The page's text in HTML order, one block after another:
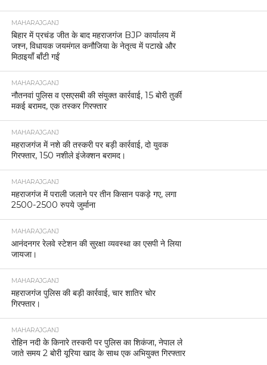
MAHARAJGANJ
बिहार में प्रचंड जीत के बाद महराजगंज BJP कार्यालय में
जश्न, विधायक जयमंगल कनौजिया के नेतृत्व में पटाखे और
मिठाइयाँ बाँटी गईं
MAHARAJGANJ
नौतनवां पुलिस व एसएसबी की संयुक्त कार्रवाई, 15 बोरी तुर्की
मकई बरामद, एक तस्कर गिरफ्तार
MAHARAJGANJ
महराजगंज में नशे की तस्करी पर बड़ी कार्रवाई, दो युवक
गिरफ्तार, 150 नशीले इंजेक्शन बरामद।
MAHARAJGANJ
महराजगंज में पराली जलाने पर तीन किसान पकड़े गए, लगा
2500-2500 रुपये जुर्माना
MAHARAJGANJ
आनंदनगर रेलवे स्टेशन की सुरक्षा व्यवस्था का एसपी ने लिया
जायजा।
MAHARAJGANJ
महराजगंज पुलिस की बड़ी कार्रवाई, चार शातिर चोर
गिरफ्तार।
MAHARAJGANJ
रोहिन नदी के किनारे तस्करी पर पुलिस का शिकंजा, नेपाल ले
जाते समय 2 बोरी यूरिया खाद के साथ एक अभियुक्त गिरफ्तार